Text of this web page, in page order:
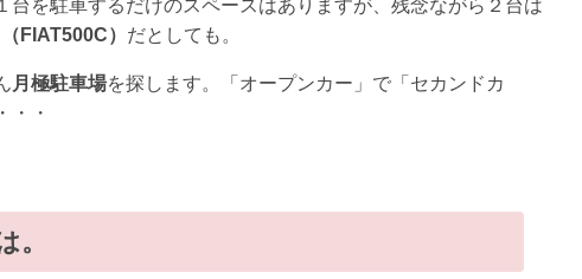
台を駐車するだけのスペースはありますが、残念ながら２台は
FIAT500C） だとしても。
月極駐車場を探します。「オープンカー」で「セカンドカ
・・
。